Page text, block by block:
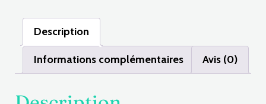
Description
Informations complémentaires Avis (0)